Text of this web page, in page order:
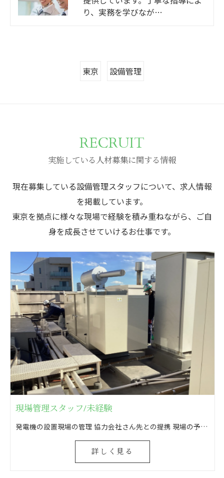
り、実務を学びなが…
東京 設備管理
実施している人材募集に関する情報
RECRUIT
現在募集している設備管理スタッフについて、求人情報
を掲載しています。
東京を拠点に様々な現場で経験を積み重ねながら、ご自
身を成長させていけるお仕事です。
現場管理スタッフ/未経験
発電機の設置現場の管理 協力会社さん先との提携 現場の予算管理 消防申請のための消防法に基づいた書類作成(打合せ・申請)
詳しく見る